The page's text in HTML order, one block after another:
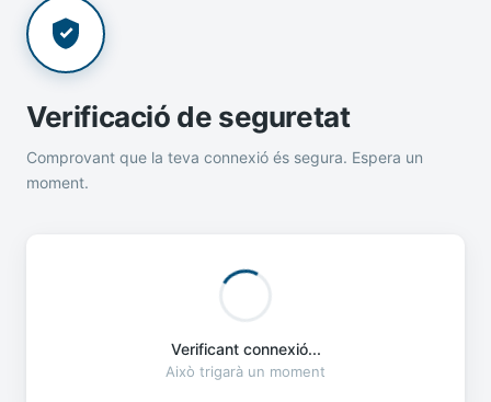
Verificació de seguretat
Comprovant que la teva connexió és segura. Espera un
moment.
Verificant connexió...
Això trigarà un moment